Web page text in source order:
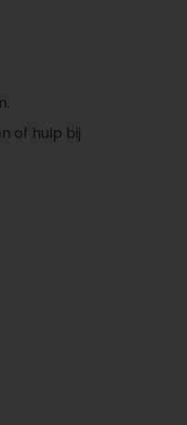
of hulp bij